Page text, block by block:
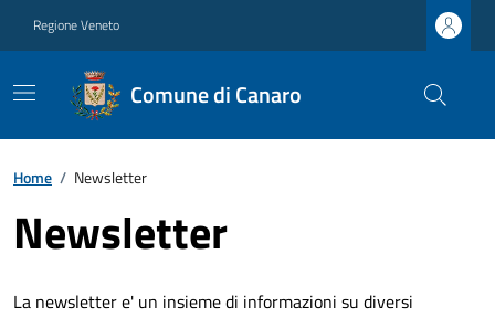
Regione Veneto
Comune di Canaro
Home / Newsletter
Newsletter
La newsletter e' un insieme di informazioni su diversi